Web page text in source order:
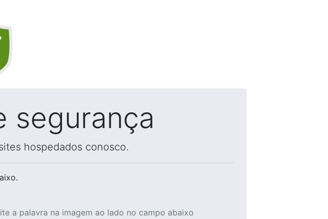
segurança
hospedados conosco.
a palavra na imagem ao lado no campo abaixo